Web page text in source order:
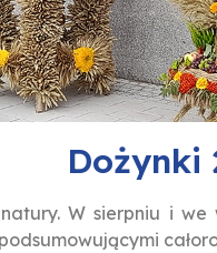
Dożynki
W sierpniu i